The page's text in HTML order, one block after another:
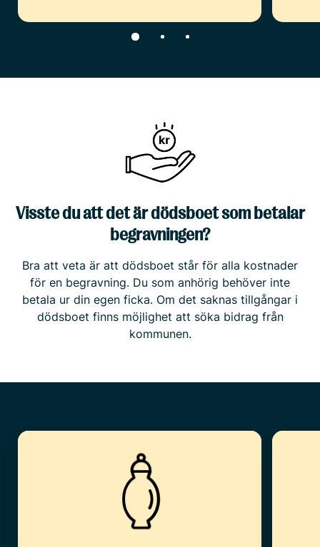
Visste du att det är dödsboet som betalar
begravningen?
Bra att veta är att dödsboet står för alla kostnader
för en begravning. Du som anhörig behöver inte
betala ur din egen ficka. Om det saknas tillgångar i
dödsboet finns möjlighet att söka bidrag från
kommunen.